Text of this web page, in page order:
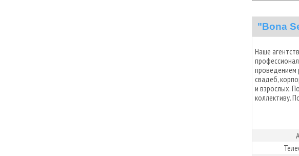
"Bona
Наше
проведением
свадеб,
и взрослых.
коллективу.